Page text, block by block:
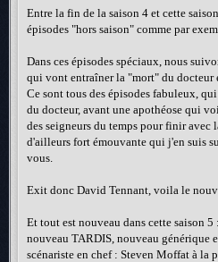
Entre la fin de la saison 4 et cette
épisodes "hors saison" comme par
Dans ces épisodes spéciaux, nous
qui vont entraîner la "mort" du docteur
Ce sont tous des épisodes fabuleux,
du docteur, avant une apothéose qui
des seigneurs du temps pour finir avec
d'ailleurs fort émouvante qui j'en suis
vous.
Exit donc David Tennant, voila le
Et tout est nouveau dans cette saison
nouveau TARDIS, nouveau générique
scénariste en chef : Steven Moffat à la